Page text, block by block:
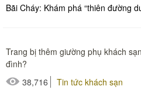
Bãi Cháy: Khám phá “thiên đường
Trang bị thêm giường phụ khách
đình?
38,716
Tin tức khách sạn